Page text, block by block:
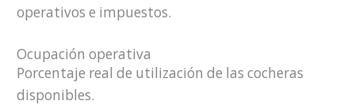
operativos e impuestos.
Ocupación operativa
Porcentaje real de utilización de las cocheras
disponibles.